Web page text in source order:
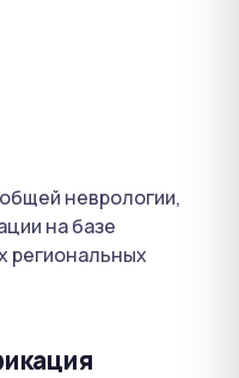
неврологии,
на базе
региональных